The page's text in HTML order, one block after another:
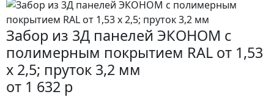
Забор из 3Д панелей ЭКОНОМ с
полимерным покрытием RAL от 1,53
х 2,5; пруток 3,2 мм
от 1 632 р